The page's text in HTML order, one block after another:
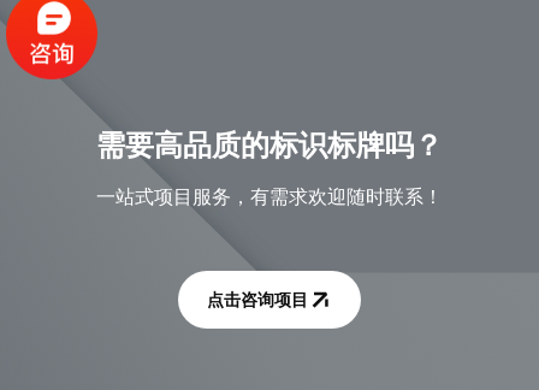
需要高品质的标识标牌吗？
一站式项目服务，有需求欢迎随时联系！
点击咨询项目